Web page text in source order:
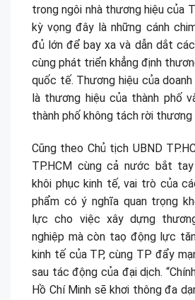
trong ngôi nhà thương hiệu của
kỳ vọng đây là những cánh
đủ lớn để bay xa và dẫn dắt
cùng phát triển khẳng định
quốc tế. Thương hiệu của
là thương hiệu của thành phố
thành phố không tách rời thương
Cũng theo Chủ tịch UBND
TP.HCM cùng cả nước bắt
khôi phục kinh tế, vai trò của
phẩm có ý nghĩa quan trọng
lực cho việc xây dựng
nghiệp mà còn taọ động lực
kinh tế của TP, cùng TP đẩy
sau tác động của đại dịch.
Hồ Chí Minh sẽ khơi thông đa